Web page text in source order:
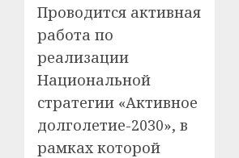
Проводится активная
работа по
реализации
Национальной
стратегии «Активное
долголетие-2030», в
рамках которой